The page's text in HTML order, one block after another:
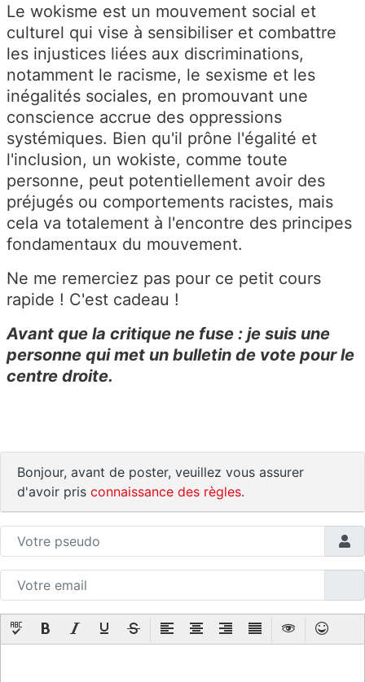
Le wokisme est un mouvement social et
culturel qui vise à sensibiliser et combattre
les injustices liées aux discriminations,
notamment le racisme, le sexisme et les
inégalités sociales, en promouvant une
conscience accrue des oppressions
systémiques. Bien qu'il prône l'égalité et
l'inclusion, un wokiste, comme toute
personne, peut potentiellement avoir des
préjugés ou comportements racistes, mais
cela va totalement à l'encontre des principes
fondamentaux du mouvement.
Ne me remerciez pas pour ce petit cours
rapide ! C'est cadeau !
Avant que la critique ne fuse : je suis une
personne qui met un bulletin de vote pour le
centre droite.
Bonjour, avant de poster, veuillez vous assurer
d'avoir pris connaissance des règles.